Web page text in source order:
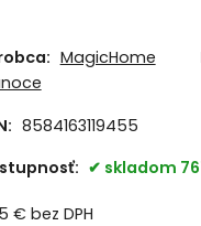
MagicHome
8584163119455
skladom
€ bez DPH